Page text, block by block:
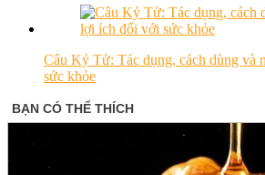
Câu Kỷ Tử: Tác dụng, cách dùng và
sức khỏe